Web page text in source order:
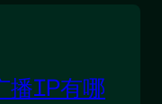
播IP有哪